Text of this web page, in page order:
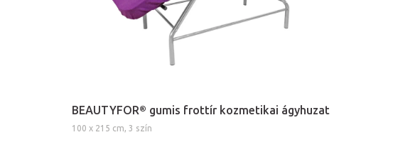
BEAUTYFOR® gumis frottír kozmetikai ágyhuzat
100 x 215 cm, 3 szín